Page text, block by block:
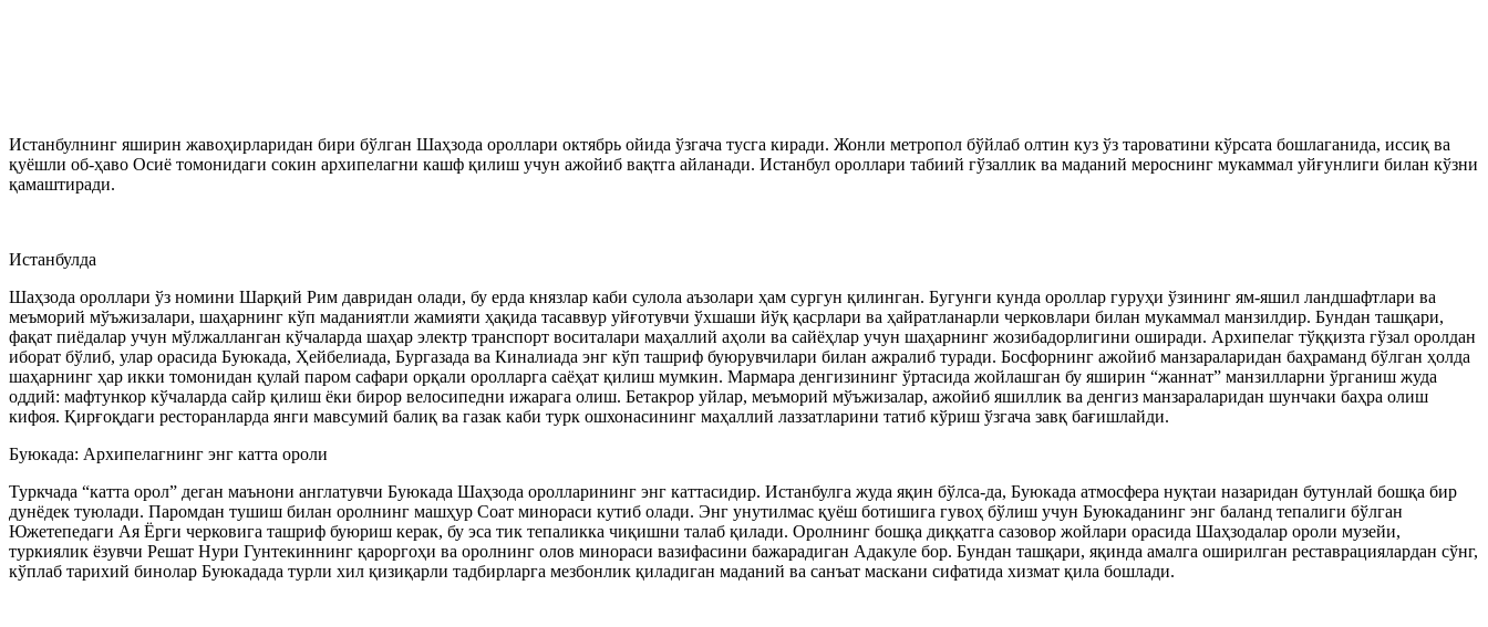
Истанбулнинг яширин жавоҳирларидан бири бўлган Шаҳзода ороллари октябрь ойида ўзгача тусга киради. Жонли метропол бўйлаб олтин куз ўз тароватини кўрсата бошлаганида, иссиқ ва
қуёшли об-ҳаво Осиё томонидаги сокин архипелагни кашф қилиш учун ажойиб вақтга айланади. Истанбул ороллари табиий гўзаллик ва маданий мероснинг мукаммал уйғунлиги билан кўзни
қамаштиради.
Истанбулда
Шаҳзода ороллари ўз номини Шарқий Рим давридан олади, бу ерда князлар каби сулола аъзолари ҳам сургун қилинган. Бугунги кунда ороллар гуруҳи ўзининг ям-яшил ландшафтлари ва
меъморий мўъжизалари, шаҳарнинг кўп маданиятли жамияти ҳақида тасаввур уйғотувчи ўхшаши йўқ қасрлари ва ҳайратланарли черковлари билан мукаммал манзилдир. Бундан ташқари,
фақат пиёдалар учун мўлжалланган кўчаларда шаҳар электр транспорт воситалари маҳаллий аҳоли ва сайёҳлар учун шаҳарнинг жозибадорлигини оширади. Архипелаг тўққизта гўзал оролдан
иборат бўлиб, улар орасида Буюкада, Ҳейбелиада, Бургазада ва Киналиада энг кўп ташриф буюрувчилари билан ажралиб туради. Босфорнинг ажойиб манзараларидан баҳраманд бўлган ҳолда
шаҳарнинг ҳар икки томонидан қулай паром сафари орқали оролларга саёҳат қилиш мумкин. Мармара денгизининг ўртасида жойлашган бу яширин “жаннат” манзилларни ўрганиш жуда
оддий: мафтункор кўчаларда сайр қилиш ёки бирор велосипедни ижарага олиш. Бетакрор уйлар, меъморий мўъжизалар, ажойиб яшиллик ва денгиз манзараларидан шунчаки баҳра олиш
кифоя. Қирғоқдаги ресторанларда янги мавсумий балиқ ва газак каби турк ошхонасининг маҳаллий лаззатларини татиб кўриш ўзгача завқ бағишлайди.
Буюкада: Архипелагнинг энг катта ороли
Туркчада “катта орол” деган маънони англатувчи Буюкада Шаҳзода оролларининг энг каттасидир. Истанбулга жуда яқин бўлса-да, Буюкада атмосфера нуқтаи назаридан бутунлай бошқа бир
дунёдек туюлади. Паромдан тушиш билан оролнинг машҳур Соат минораси кутиб олади. Энг унутилмас қуёш ботишига гувоҳ бўлиш учун Буюкаданинг энг баланд тепалиги бўлган
Южетепедаги Ая Ёрги черковига ташриф буюриш керак, бу эса тик тепаликка чиқишни талаб қилади. Оролнинг бошқа диққатга сазовор жойлари орасида Шаҳзодалар ороли музейи,
туркиялик ёзувчи Решат Нури Гунтекиннинг қароргоҳи ва оролнинг олов минораси вазифасини бажарадиган Адакуле бор. Бундан ташқари, яқинда амалга оширилган реставрациялардан сўнг,
кўплаб тарихий бинолар Буюкадада турли хил қизиқарли тадбирларга мезбонлик қиладиган маданий ва санъат маскани сифатида хизмат қила бошлади.